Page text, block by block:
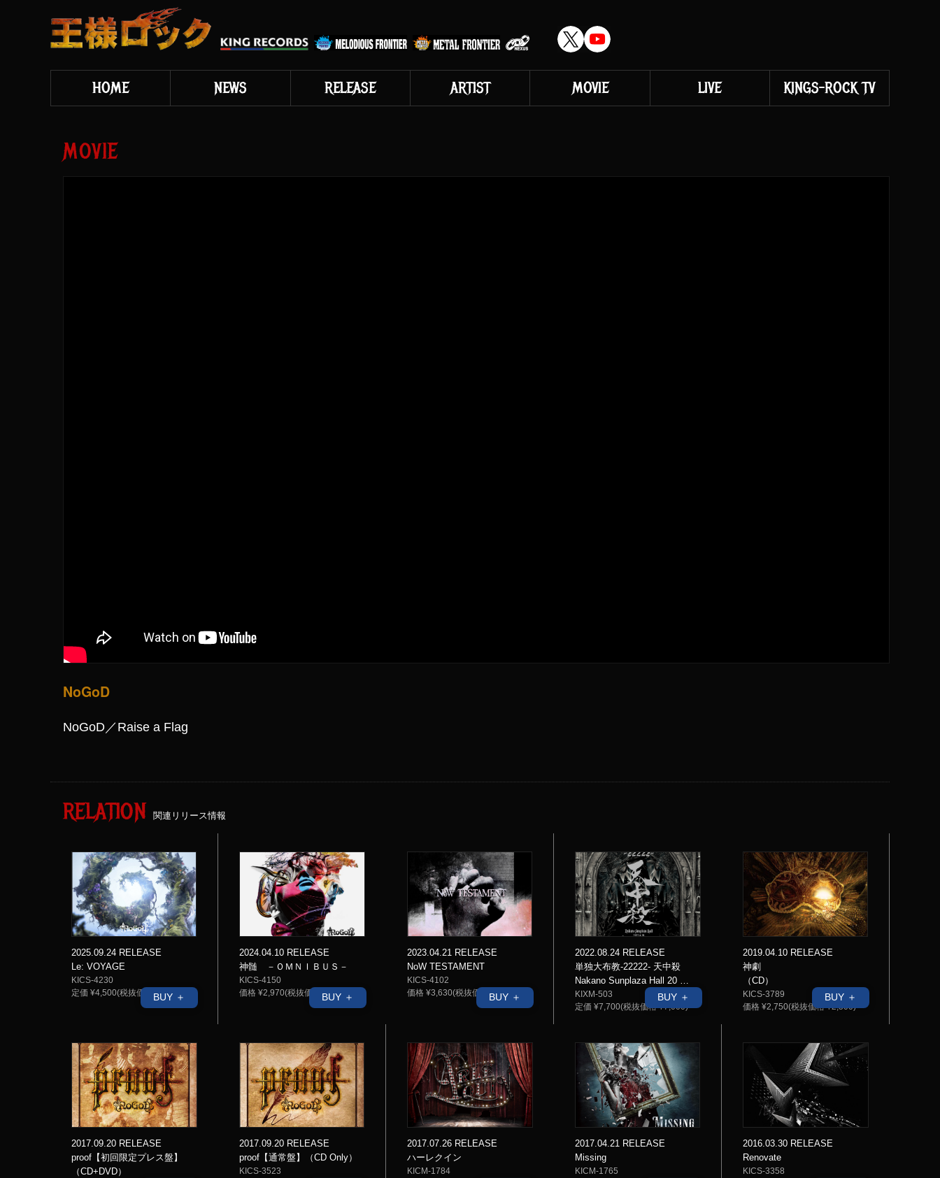
HOME NEWS RELEASE ARTIST MOVIE LIVE KINGS-ROCK TV
MOVIE
NoGoD
NoGoD／Raise a Flag
RELATION 関連リリース情報
2025.09.24 RELEASE
Le: VOYAGE
KICS-4230
定価 ¥4,500(税抜価格 ¥4,091)
BUY ＋
2024.04.10 RELEASE
神髄 －ＯＭＮＩＢＵＳ－
KICS-4150
価格 ¥2,970(税抜価格 ¥2,700)
BUY ＋
2023.04.21 RELEASE
NoW TESTAMENT
KICS-4102
価格 ¥3,630(税抜価格 ¥3,300)
BUY ＋
2022.08.24 RELEASE
単独大布教-22222- 天中殺
Nakano Sunplaza Hall 20 …
KIXM-503
定価 ¥7,700(税抜価格 ¥7,000)
BUY ＋
2019.04.10 RELEASE
神劇
（CD）
KICS-3789
価格 ¥2,750(税抜価格 ¥2,500)
BUY ＋
2017.09.20 RELEASE
proof【初回限定プレス盤】
（CD+DVD）
2017.09.20 RELEASE
proof【通常盤】（CD Only）
KICS-3523
2017.07.26 RELEASE
ハーレクイン
KICM-1784
2017.04.21 RELEASE
Missing
KICM-1765
2016.03.30 RELEASE
Renovate
KICS-3358